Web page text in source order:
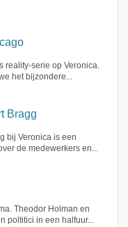
reality-serie op Veronica.
het bijzondere...
Bragg
bij Veronica is een
de medewerkers en...
Theodor Holman en
poltitici in een halfuur...